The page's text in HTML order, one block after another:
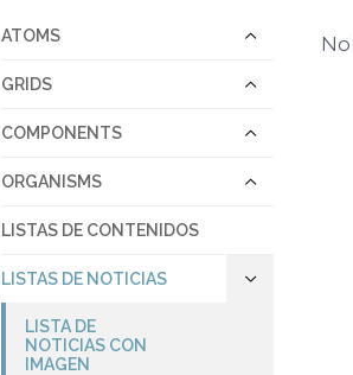
ATOMS
GRIDS
COMPONENTS
ORGANISMS
LISTAS DE CONTENIDOS
LISTAS DE NOTICIAS
LISTA DE
NOTICIAS CON
IMAGEN
No